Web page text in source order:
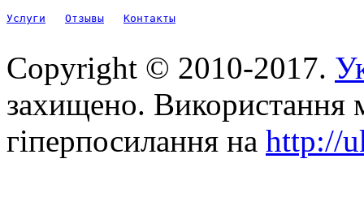
Услуги Отзывы Контакты
Copyright © 2010-2017.
захищено. Використання
гіперпосилання на http://